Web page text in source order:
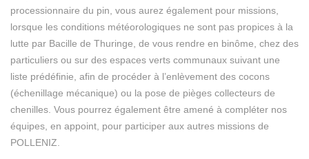
processionnaire du pin, vous aurez également pour missions,
lorsque les conditions météorologiques ne sont pas propices à la
lutte par Bacille de Thuringe, de vous rendre en binôme, chez des
particuliers ou sur des espaces verts communaux suivant une
liste prédéfinie, afin de procéder à l’enlèvement des cocons
(échenillage mécanique) ou la pose de pièges collecteurs de
chenilles. Vous pourrez également être amené à compléter nos
équipes, en appoint, pour participer aux autres missions de
POLLENIZ.